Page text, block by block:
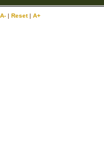
A- | Reset| A+